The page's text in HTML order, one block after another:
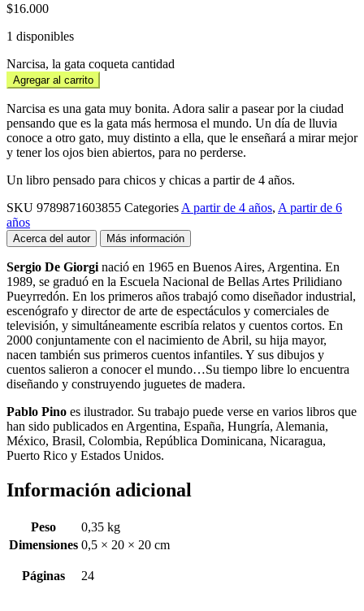
$16.000
1 disponibles
Narcisa, la gata coqueta cantidad
Agregar al carrito
Narcisa es una gata muy bonita. Adora salir a pasear por la ciudad
pensando que es la gata más hermosa el mundo. Un día de lluvia
conoce a otro gato, muy distinto a ella, que le enseñará a mirar mejor
y tener los ojos bien abiertos, para no perderse.
Un libro pensado para chicos y chicas a partir de 4 años.
SKU 9789871603855 Categories A partir de 4 años, A partir de 6
años
Acerca del autor Más información
Sergio De Giorgi nació en 1965 en Buenos Aires, Argentina. En
1989, se graduó en la Escuela Nacional de Bellas Artes Prilidiano
Pueyrredón. En los primeros años trabajó como diseñador industrial,
escenógrafo y director de arte de espectáculos y comerciales de
televisión, y simultáneamente escribía relatos y cuentos cortos. En
2000 conjuntamente con el nacimiento de Abril, su hija mayor,
nacen también sus primeros cuentos infantiles. Y sus dibujos y
cuentos salieron a conocer el mundo…Su tiempo libre lo encuentra
diseñando y construyendo juguetes de madera.
Pablo Pino es ilustrador. Su trabajo puede verse en varios libros que
han sido publicados en Argentina, España, Hungría, Alemania,
México, Brasil, Colombia, República Dominicana, Nicaragua,
Puerto Rico y Estados Unidos.
Información adicional
Peso
0,35 kg
Dimensiones 0,5 × 20 × 20 cm
Páginas 24